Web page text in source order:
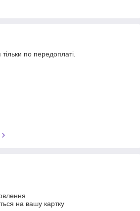
по передоплаті.
на вашу картку